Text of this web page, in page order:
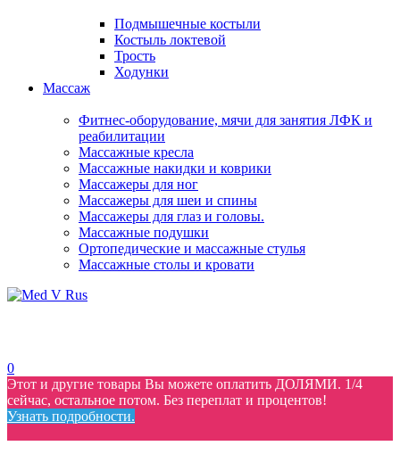
Подмышечные костыли
Костыль локтевой
Трость
Ходунки
Массаж
Фитнес-оборудование, мячи для занятия ЛФК и
реабилитации
Массажные кресла
Массажные накидки и коврики
Массажеры для ног
Массажеры для шеи и спины
Массажеры для глаз и головы.
Массажные подушки
Ортопедические и массажные стулья
Массажные столы и кровати
0
Этот и другие товары Вы можете оплатить ДОЛЯМИ. 1/4
сейчас, остальное потом. Без переплат и процентов!
Узнать подробности.